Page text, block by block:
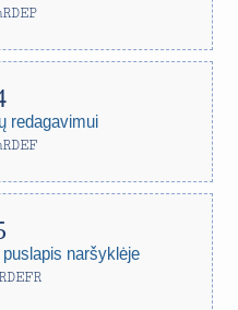
redagavimui
naršyklėje